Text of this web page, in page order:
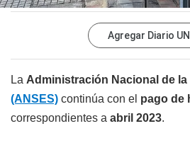
Agregar Diario
La Administración Nacional de la
(ANSES) continúa con el pago de
correspondientes a abril 2023.